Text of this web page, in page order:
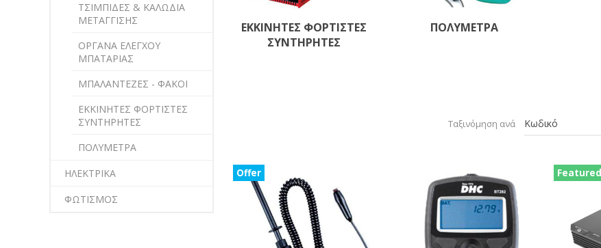
ΕΚΚΙΝΗΤΕΣ ΦΟΡΤΙΣΤΕΣ
ΣΥΝΤΗΡΗΤΕΣ
ΠΟΛΥΜΕΤΡΑ
Ταξινόμηση ανά
Offer Featured
ΤΣΙΜΠΙΔΕΣ & ΚΑΛΩΔΙΑ
ΜΕΤΑΓΓΙΣΗΣ
ΟΡΓΑΝΑ ΕΛΕΓΧΟΥ
ΜΠΑΤΑΡΙΑΣ
ΜΠΑΛΑΝΤΕΖΕΣ - ΦΑΚΟΙ
ΕΚΚΙΝΗΤΕΣ ΦΟΡΤΙΣΤΕΣ
ΣΥΝΤΗΡΗΤΕΣ
ΠΟΛΥΜΕΤΡΑ
ΗΛΕΚΤΡΙΚΑ
ΦΩΤΙΣΜΟΣ